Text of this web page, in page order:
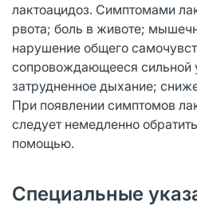
лактоацидоз. Симптомами
рвота; боль в животе;
нарушение общего
сопровождающееся сильной
затрудненное дыхание;
При появлении симптомов
следует немедленно
помощью.
Специальные